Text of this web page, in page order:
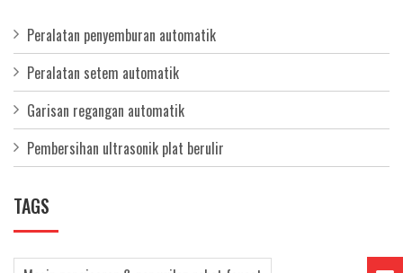
Peralatan penyemburan automatik
Peralatan setem automatik
Garisan regangan automatik
Pembersihan ultrasonik plat berulir
TAGS